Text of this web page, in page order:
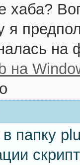
хаба?
я
на
на
папку